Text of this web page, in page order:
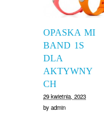
OPASKA MI
BAND 1S
DLA
AKTYWNY
CH
29 kwietnia, 2023
by admin